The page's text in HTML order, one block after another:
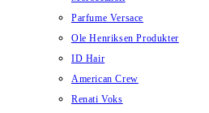
Parfume Versace
Ole Henriksen Produkter
ID Hair
American Crew
Renati Voks